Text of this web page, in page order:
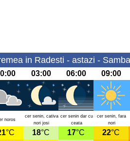
in Radesti - astazi -
03:00 06:00 09:00
noros
cer senin, cativa
nori josi
cer senin dar cu
ceata
cer senin, fara
nori
°C 18°C 17°C 22°C